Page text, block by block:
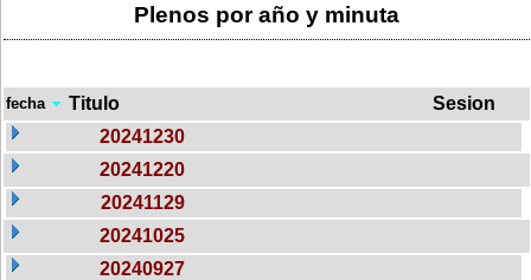
Plenos por año y minuta
fecha Titulo
Sesion
20241230
20241220
20241129
20241025
20240927